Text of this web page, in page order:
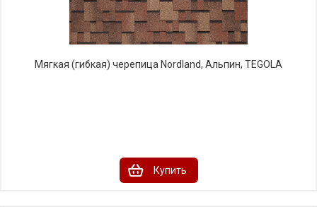
Мягкая (гибкая) черепица Nordland, Альпин, TEGOLA
Купить